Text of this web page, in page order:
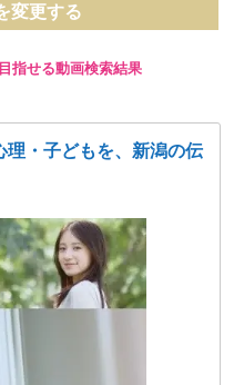
変更する
指せる動画検索結果
理・子どもを、新潟の伝